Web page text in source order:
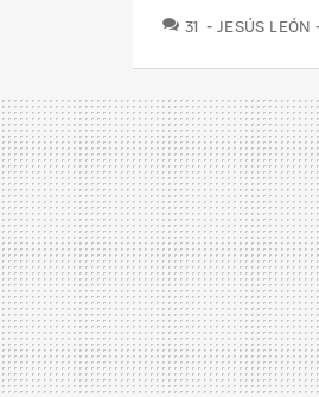
31 COMENTARIOS
JESÚS LEÓN